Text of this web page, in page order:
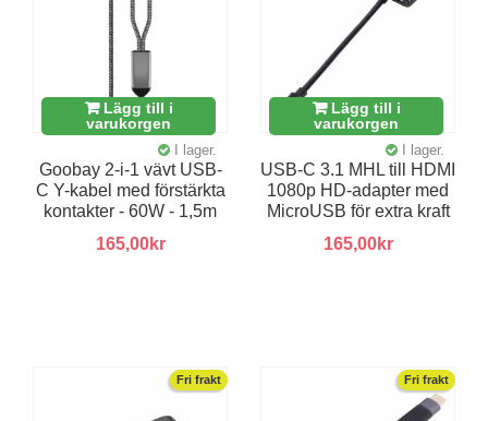
Lägg till i
varukorgen
I lager.
Goobay 2-i-1 vävt USB-
C Y-kabel med förstärkta
kontakter - 60W - 1,5m
165,00kr
Lägg till i
varukorgen
I lager.
USB-C 3.1 MHL till HDMI
1080p HD-adapter med
MicroUSB för extra kraft
165,00kr
Fri frakt Fri frakt